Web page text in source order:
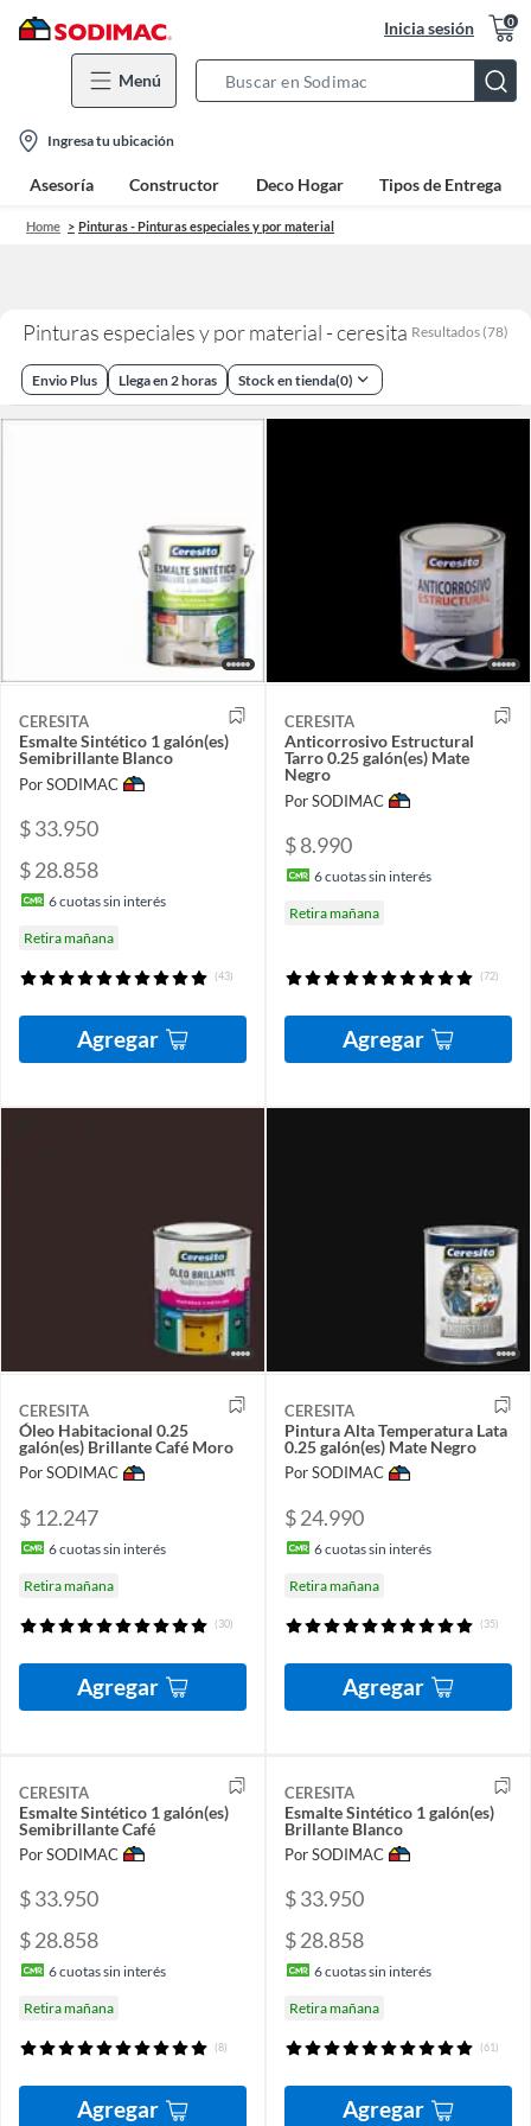
Inicia sesión 0
Menú
Bar
location-
icon
Ingresa tu ubicación
Asesoría Constructor Deco Hogar Tipos de Entrega
Home Pinturas - Pinturas especiales y por material
Pinturas especiales y por material - ceresita Resultados (78)
Envio Plus Llega en 2 horas Stock en tienda(0)
CERESITA
Esmalte Sintético 1 galón(es)
Semibrillante Blanco
Por SODIMAC
$ 33.950
$ 28.858
6cuotas sin interés
Retira mañana
(43)
Agregar
CERESITA
Anticorrosivo Estructural
Tarro 0.25 galón(es) Mate
Negro
Por SODIMAC
$ 8.990
6cuotas sin interés
Retira mañana
(72)
Agregar
CERESITA
Óleo Habitacional 0.25
galón(es) Brillante Café Moro
Por SODIMAC
$ 12.247
6cuotas sin interés
Retira mañana
(30)
Agregar
CERESITA
Pintura Alta Temperatura Lata
0.25 galón(es) Mate Negro
Por SODIMAC
$ 24.990
6cuotas sin interés
Retira mañana
(35)
Agregar
CERESITA
Esmalte Sintético 1 galón(es)
Semibrillante Café
Por SODIMAC
$ 33.950
$ 28.858
6cuotas sin interés
Retira mañana
(8)
Agregar
CERESITA
Esmalte Sintético 1 galón(es)
Brillante Blanco
Por SODIMAC
$ 33.950
$ 28.858
6cuotas sin interés
Retira mañana
(61)
Agregar